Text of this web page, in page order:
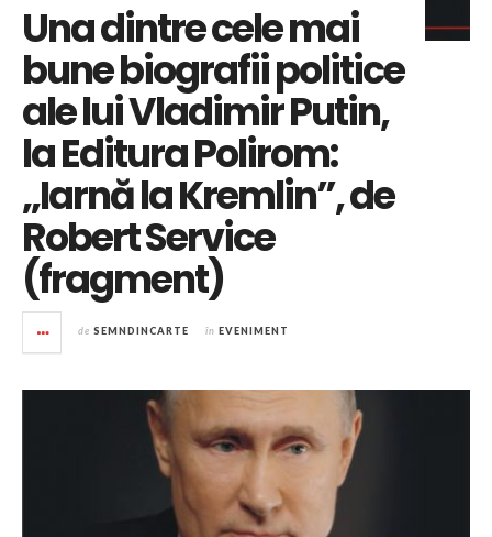
Una dintre cele mai
bune biografii politice
ale lui Vladimir Putin,
la Editura Polirom:
„Iarnă la Kremlin”, de
Robert Service
(fragment)
de SEMNDINCARTE în EVENIMENT